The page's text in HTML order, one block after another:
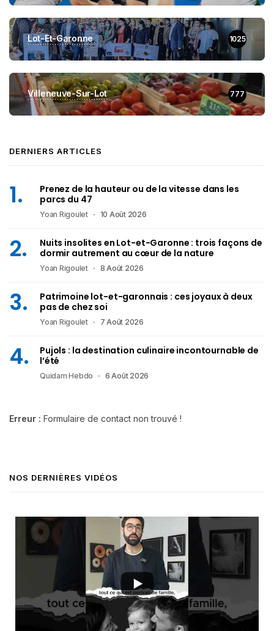
Lot-Et-Garonne 1025
Villeneuve-Sur-Lot 777
DERNIERS ARTICLES
Prenez de la hauteur ou de la vitesse dans les
parcs du 47
Yoan Rigoulet 10 Août 2026
Nuits insolites en Lot-et-Garonne : trois façons de
dormir autrement au cœur de la nature
Yoan Rigoulet 8 Août 2026
Patrimoine lot-et-garonnais : ces joyaux à deux
pas de chez soi
Yoan Rigoulet 7 Août 2026
Pujols : la destination culinaire incontournable de
l’été
Quidam Hebdo 6 Août 2026
Erreur : Formulaire de contact non trouvé !
NOS DERNIÈRES VIDÉOS